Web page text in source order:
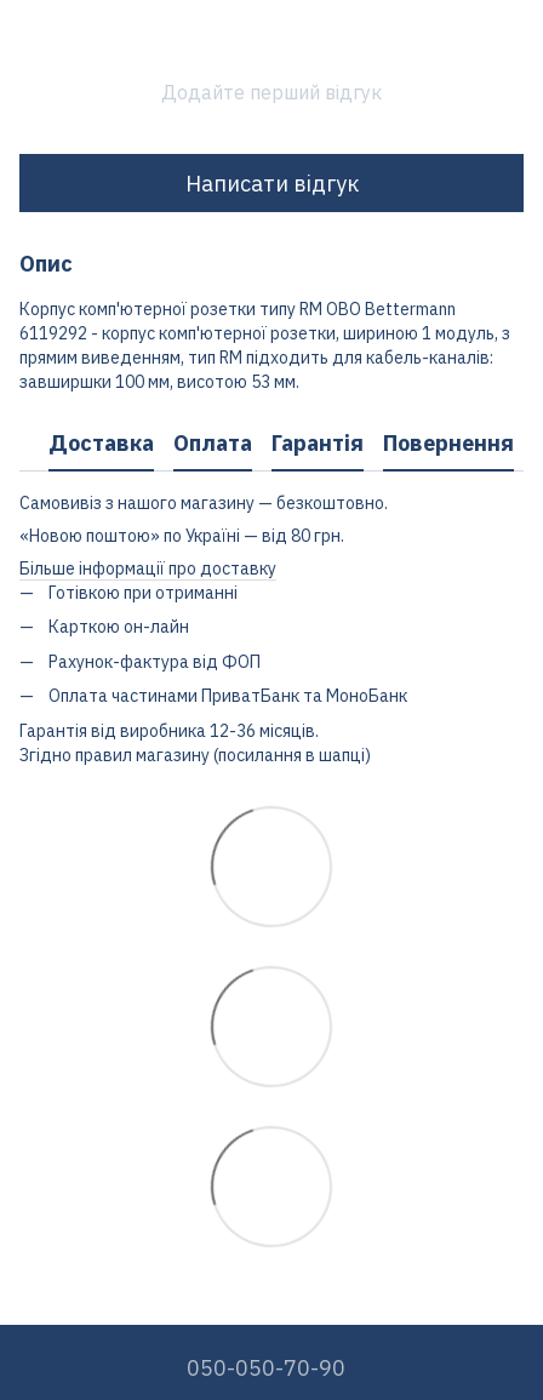
Додайте перший відгук
Написати відгук
Опис
Корпус комп'ютерної розетки типу RM OBO Bettermann
6119292 - корпус комп'ютерної розетки, шириною 1 модуль, з
прямим виведенням, тип RM підходить для кабель-каналів:
завширшки 100 мм, висотою 53 мм.
Доставка Оплата Гарантія Повернення
Самовивіз з нашого магазину — безкоштовно.
«Новою поштою» по Україні — від 80 грн.
Більше інформації про доставку
Готівкою при отриманні
Карткою он-лайн
Рахунок-фактура від ФОП
Оплата частинами ПриватБанк та МоноБанк
Гарантія від виробника 12-36 місяців.
Згідно правил магазину (посилання в шапці)
050-050-70-90